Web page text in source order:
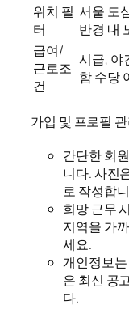
위치 필
터
서울 도
반경 내
급여/
근로조
건
시급, 야
함 수당
가입 및 프로필
간단한 회
니다. 사진
로 작성합
희망 근무
지역을 가
세요.
개인정보
은 최신 공
다.